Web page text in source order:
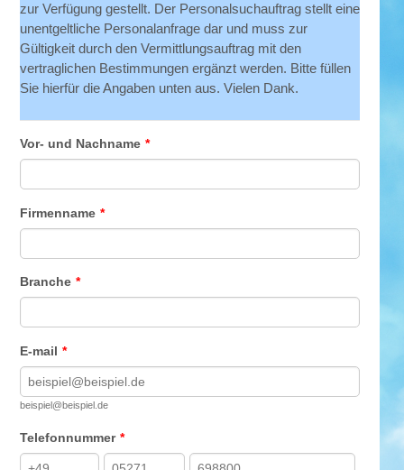
zur Verfügung gestellt. Der Personalsuchauftrag stellt eine
unentgeltliche Personalanfrage dar und muss zur
Gültigkeit durch den Vermittlungsauftrag mit den
vertraglichen Bestimmungen ergänzt werden. Bitte füllen
Sie hierfür die Angaben unten aus. Vielen Dank.
Vor- und Nachname *
Firmenname *
Branche *
E-mail *
beispiel@beispiel.de
Telefonnummer *